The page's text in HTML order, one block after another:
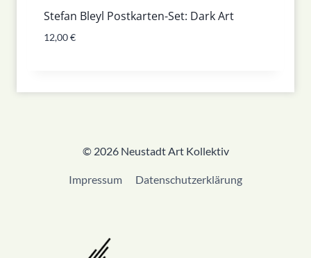
Stefan Bleyl Postkarten-Set: Dark Art
12,00€
© 2026 Neustadt Art Kollektiv
Impressum Datenschutzerklärung